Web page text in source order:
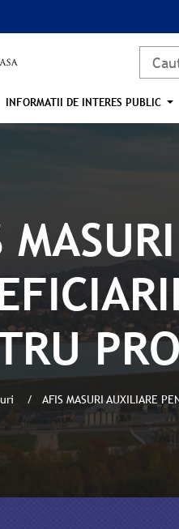
INFORMATII DE INTERES PUBLIC
AFIS MASURI AUXILIARE